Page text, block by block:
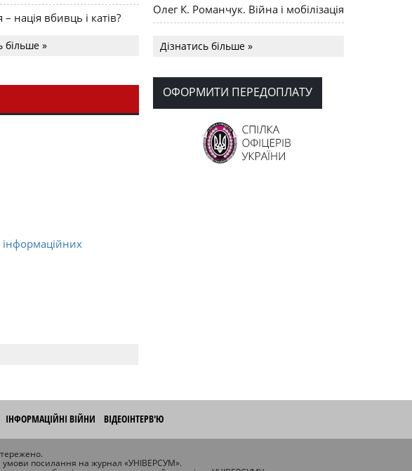
– нація вбивць і катів?
більше »
Олег К. Романчук. Війна і мобілізація
долучилися до найбільшої
День Вишиванки в Норт Порті
OPUS MAGNUM Олега К. Романчука
Дізнатись більше »
ОФОРМИТИ ПЕРЕДОПЛАТУ
ІНФОРМАЦІЙНІ ВІЙНИ ВІДЕОІНТЕРВ'Ю
умови посилання на журнал «УНІВЕРСУМ».